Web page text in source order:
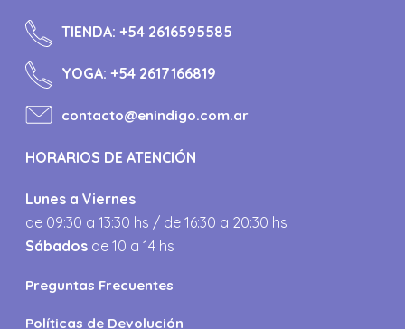
TIENDA:+54 2616595585
YOGA:+54 2617166819
contacto@enindigo.com.ar
HORARIOS DE ATENCIÓN
Lunes a Viernes
de 09:30 a 13:30 hs / de 16:30 a 20:30 hs
Sábados de 10 a 14 hs
Preguntas Frecuentes
Políticas de Devolución